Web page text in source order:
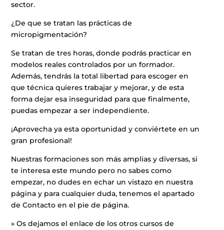
sector.
¿De que se tratan las prácticas de
micropigmentación?
Se tratan de tres horas, donde podrás practicar en
modelos reales controlados por un formador.
Además, tendrás la total libertad para escoger en
que técnica quieres trabajar y mejorar, y de esta
forma dejar esa inseguridad para que finalmente,
puedas empezar a ser independiente.
¡Aprovecha ya esta oportunidad y conviértete en un
gran profesional!
Nuestras formaciones son más amplias y diversas, si
te interesa este mundo pero no sabes como
empezar, no dudes en echar un vistazo en nuestra
página y para cualquier duda, tenemos el apartado
de Contacto en el pie de página.
» Os dejamos el enlace de los otros cursos de